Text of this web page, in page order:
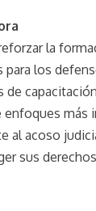
la
los
de
enfoques
al acoso
sus